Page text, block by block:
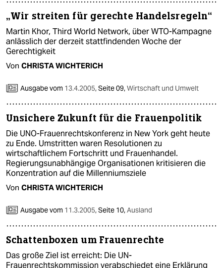
„Wir streiten für gerechte Handelsregeln“
Martin Khor, Third World Network, über WTO-Kampagne
anlässlich der derzeit stattfindenden Woche der
Gerechtigkeit
Von CHRISTA WICHTERICH
Ausgabe vom 13.4.2005,Seite 09,Wirtschaft und Umwelt
Unsichere Zukunft für die Frauenpolitik
Die UNO-Frauenrechtskonferenz in New York geht heute
zu Ende. Umstritten waren Resolutionen zu
wirtschaftlichem Fortschritt und Frauenhandel.
Regierungsunabhängige Organisationen kritisieren die
Konzentration auf die Millenniumsziele
Von CHRISTA WICHTERICH
Ausgabe vom 11.3.2005,Seite 10,Ausland
Schattenboxen um Frauenrechte
Das große Ziel ist erreicht: Die UN-
Frauenrechtskommission verabschiedet eine Erklärung